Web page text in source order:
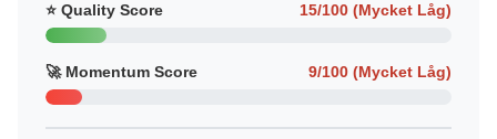
⭐ Quality Score 15/100 (Mycket Låg)
🚀 Momentum Score 9/100 (Mycket Låg)